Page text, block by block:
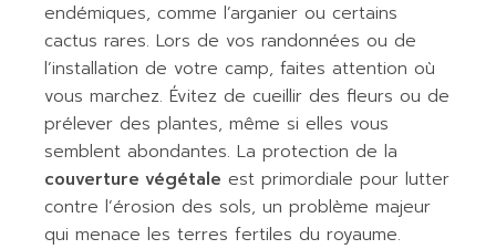
endémiques, comme l’arganier ou certains
cactus rares. Lors de vos randonnées ou de
l’installation de votre camp, faites attention où
vous marchez. Évitez de cueillir des fleurs ou de
prélever des plantes, même si elles vous
semblent abondantes. La protection de la
couverture végétale est primordiale pour lutter
contre l’érosion des sols, un problème majeur
qui menace les terres fertiles du royaume.